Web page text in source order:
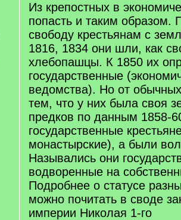
Из крепостных в
попасть и таким образом.
свободу крестьянам с
1816, 1834 они шли, как
хлебопашцы. К 1850 их
государственные
ведомства). Но от
тем, что у них была своя
предков по данным 1858-
государственные
монастырские), а были
Назывались они
водворенные на
Подробнее о статусе
можно почитать в своде
империи Николая 1-го